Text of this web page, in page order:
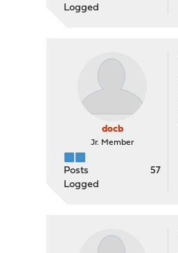
Logged
docb
Jr. Member
Posts
57
Logged